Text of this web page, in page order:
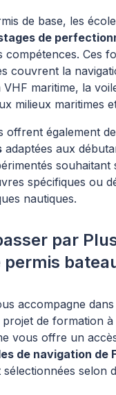
de base, les
de
Ces
couvrent la
VHF maritime, la
milieux maritimes
offrent également
adaptées aux
spécifiques ou
nautiques.
par
accompagne
de formation à
vous offre un
de navigation de
selon